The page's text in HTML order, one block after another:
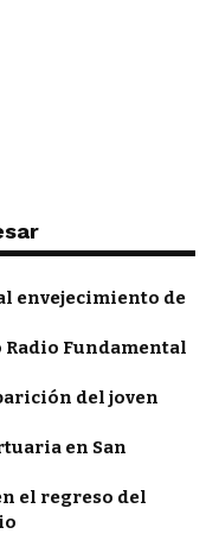
envejecimiento de
Radio Fundamental
del joven
en San
el regreso del